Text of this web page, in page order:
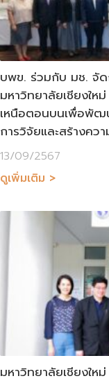
บพข. ร่วมกับ มช. จั
มหาวิทยาลัยเชียงให
เหนือตอนบนเพื่อพัฒ
การวิจัยและสร้างคว
13/09/2567
ดูเพิ่มเติม >
มหาวิทยาลัยเชียงให